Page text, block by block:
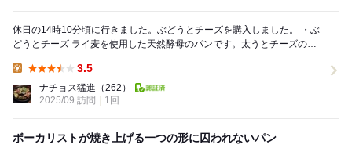
休日の14時10分頃に行きました。ぶどうとチーズを購入しました。 ・ぶ
どうとチーズ ライ麦を使用した天然酵母のパンです。太うとチーズの組
3.5
ナチョス猛進 （262）
2025/09 訪問
1回
ボーカリストが焼き上げる一つの形に囚われないパン